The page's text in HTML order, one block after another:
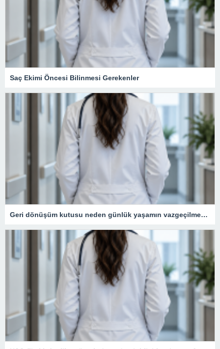
Saç Ekimi Öncesi Bilinmesi Gerekenler
Geri dönüşüm kutusu neden günlük yaşamın vazgeçilmezidir?